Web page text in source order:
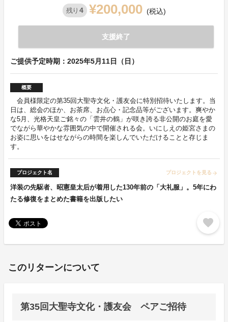
残り 4 ¥200,000 (税込)
支援終了
ご提供予定時期：2025年5月11日（日）
概要
会員様限定の第35回大聖寺文化・護友会に特別招待いたします。当
日は、総会のほか、お茶席、お点心・記念品等がございます。爽やか
な5月、光格天皇ご銘々の「雲井の鶴」が咲き誇る非公開のお庭を愛
でながら華やかな雰囲気の中で開催される会。いにしえの姫宮さまの
お姿に思いをはせながらの時間を楽しんでいただけることと存じま
す。
プロジェクト名 プロジェクトを見る arrow_forward
洋装の先駆者、昭憲皇太后が着用した130年前の「大礼服」。5年にわ
たる修復をまとめた書籍を出版したい
favorite
このリターンについて
第35回大聖寺文化・護友会 ペアご招待